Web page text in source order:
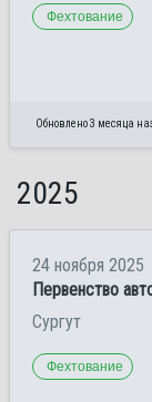
Фехтование
Обновлено 3 месяца
2025
24 ноября 2025
Первенство
Сургут
Фехтование